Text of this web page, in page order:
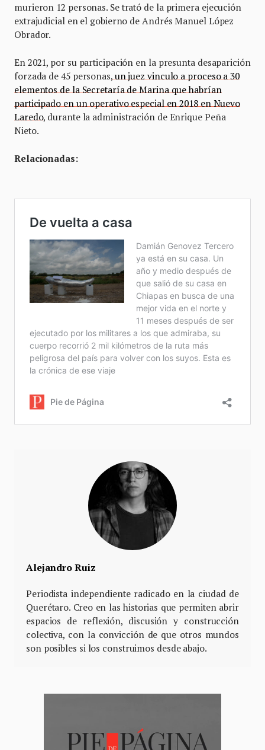
murieron 12 personas. Se trató de la primera ejecución
extrajudicial en el gobierno de Andrés Manuel López
Obrador.
En 2021, por su participación en la presunta desaparición
forzada de 45 personas,un juez vinculo a proceso a 30
elementos de la Secretaría de Marina que habrían
participado en un operativo especial en 2018 en Nuevo
Laredo, durante la administración de Enrique Peña
Nieto.
Relacionadas:
Alejandro Ruiz
Periodista independiente radicado en la ciudad de
Querétaro. Creo en las historias que permiten abrir
espacios de reflexión, discusión y construcción
colectiva, con la convicción de que otros mundos
son posibles si los construimos desde abajo.